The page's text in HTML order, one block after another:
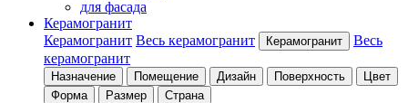
для фасада
Керамогранит
Керамогранит Весь керамогранит Керамогранит
Весь
керамогранит
Назначение Помещение Дизайн Поверхность
Цвет
Форма
Размер Страна